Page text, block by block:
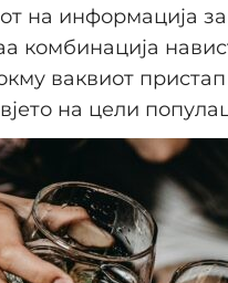
на информација
комбинација
ваквиот
на цели